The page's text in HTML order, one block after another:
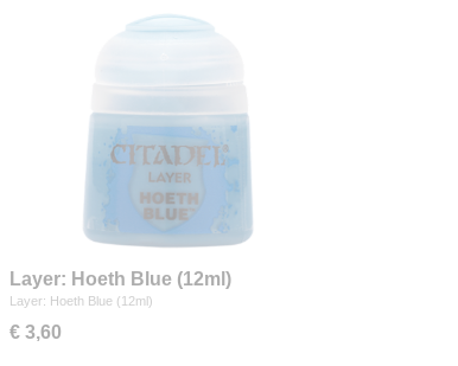
Layer: Hoeth Blue (12ml)
Layer: Hoeth Blue (12ml)
€ 3,60